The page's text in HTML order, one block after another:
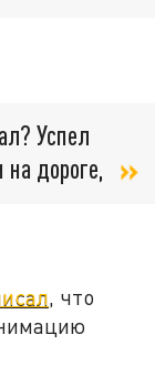
Успел
дороге,
, что